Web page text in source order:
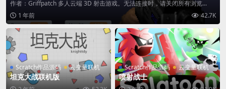
作者：Griffpatch 多人云端 3D 射击游戏。无法连接时，请关闭所有浏览...
1 年前
42.7K
Scratch作品源码 云变量联机
坦克大战联机版
Scratch作品源码 云变量联机
喷射战士